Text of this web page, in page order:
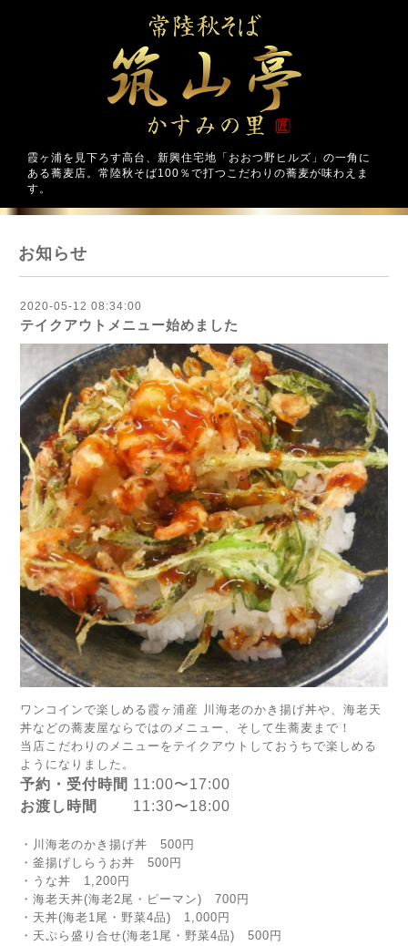
霞ヶ浦を見下ろす高台、新興住宅地「おおつ野ヒルズ」の一角に
ある蕎麦店。常陸秋そば100％で打つこだわりの蕎麦が味わえま
す。
お知らせ
2020-05-12 08:34:00
テイクアウトメニュー始めました
ワンコインで楽しめる霞ヶ浦産 川海老のかき揚げ丼や、海老天
丼などの蕎麦屋ならではのメニュー、そして生蕎麦まで！
当店こだわりのメニューをテイクアウトしておうちで楽しめる
ようになりました。
予約・受付時間 11:00〜17:00
お渡し時間
11:30〜18:00
・川海老のかき揚げ丼 500円
・釜揚げしらうお丼 500円
・うな丼 1,200円
・海老天丼(海老2尾・ピーマン) 700円
・天丼(海老1尾・野菜4品) 1,000円
・天ぷら盛り合せ(海老1尾・野菜4品) 500円